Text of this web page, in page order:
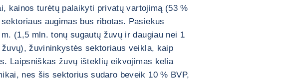
kainos turėtų palaikyti privatų vartojimą (53 %
augimas bus ribotas. Pasiekus
(1,5 mln. tonų sugautų žuvų ir daugiau nei 1
žuvininkystės sektoriaus veikla, kaip
Laipsniškas žuvų išteklių eikvojimas kelia
nes šis sektorius sudaro beveik 10 % BVP,